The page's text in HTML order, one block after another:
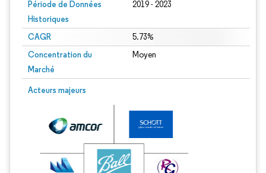
Période de Données
Historiques
2019 - 2023
CAGR 5.73%
Concentration du
Marché
Moyen
Acteurs majeurs